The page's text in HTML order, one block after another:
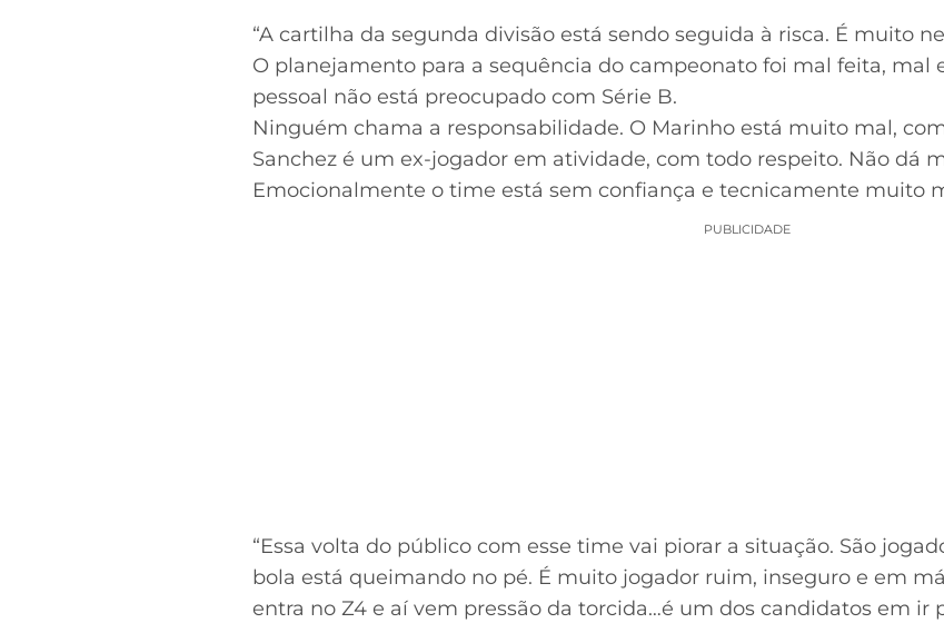
“A cartilha da segunda divisão está sendo seguida à risca. É muito
O planejamento para a sequência do campeonato foi mal feita, mal
pessoal não está preocupado com Série B.
Ninguém chama a responsabilidade. O Marinho está muito mal,
Sanchez é um ex-jogador em atividade, com todo respeito. Não dá
Emocionalmente o time está sem confiança e tecnicamente muito
PUBLICIDADE
“Essa volta do público com esse time vai piorar a situação. São
bola está queimando no pé. É muito jogador ruim, inseguro e em
entra no Z4 e aí vem pressão da torcida…é um dos candidatos em ir